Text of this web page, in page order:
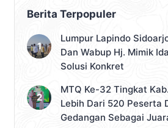
Berita Terpopuler
Lumpur Lapindo
Dan Wabup Hj. Mimik
Solusi Konkret
MTQ Ke-32 Tingkat
Lebih Dari 520 Peserta
Gedangan Sebagai